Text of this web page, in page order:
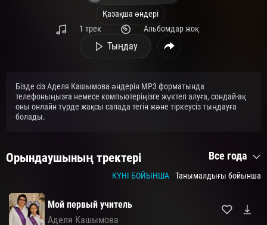
Қазақша әндері
1 трек
Альбомдар жоқ
Тыңдау
Бізде сіз Аделя Кашымова әндерін MP3 форматында
телефоныңызға немесе компьютеріңізге жүктеп алуға, сондай-ақ
оны онлайн түрде жақсы сапада тегін және тіркеусіз тыңдауға
болады.
Орындаушының тректері Все года
КҮНІ БОЙЫНША Танымалдығы бойынша
Мой первый учитель
Аделя Кашымова